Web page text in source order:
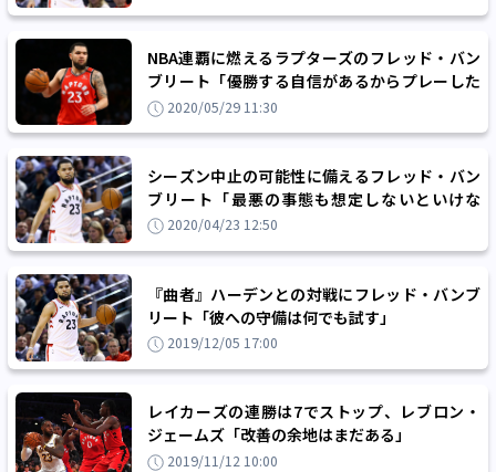
NBA連覇に燃えるラプターズのフレッド・バン
ブリート「優勝する自信があるからプレーした
い」2020/05/29 11:30
シーズン中止の可能性に備えるフレッド・バン
ブリート「最悪の事態も想定しないといけな
い」2020/04/23 12:50
『曲者』ハーデンとの対戦にフレッド・バンブ
リート「彼への守備は何でも試す」
2019/12/05 17:00
レイカーズの連勝は7でストップ、レブロン・
ジェームズ「改善の余地はまだある」
2019/11/12 10:00